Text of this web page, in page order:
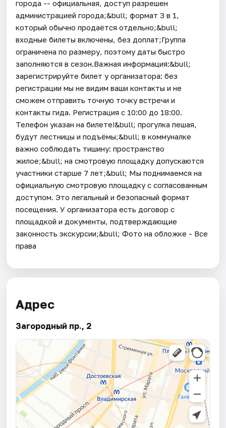
города -- официальная, доступ разрешен
администрацией города;&bull; формат 3 в 1,
который обычно продаётся отдельно;&bull;
входные билеты включены, без доплат;Группа
ограничена по размеру, поэтому даты быстро
заполняются в сезон.Важная информация:&bull;
зарегистрируйте билет у организатора: без
регистрации мы не видим ваши контакты и не
сможем отправить точную точку встречи и
контакты гида. Регистрация с 10:00 до 18:00.
Телефон указан на билете!&bull; прогулка пешая,
будут лестницы и подъёмы;&bull; в коммуналке
важно соблюдать тишину: пространство
жилое;&bull; на смотровую площадку допускаются
участники старше 7 лет;&bull; Мы поднимаемся на
официальную смотровую площадку с согласованным
доступом. Это легальный и безопасный формат
посещения. У организатора есть договор с
площадкой и документы, подтверждающие
законность экскурсии;&bull; Фото на обложке - Все
права
Адрес
Загородный пр., 2